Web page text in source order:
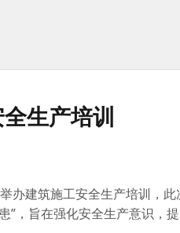
生产培训
办建筑施工安全生产培训，
，旨在强化安全生产意识，